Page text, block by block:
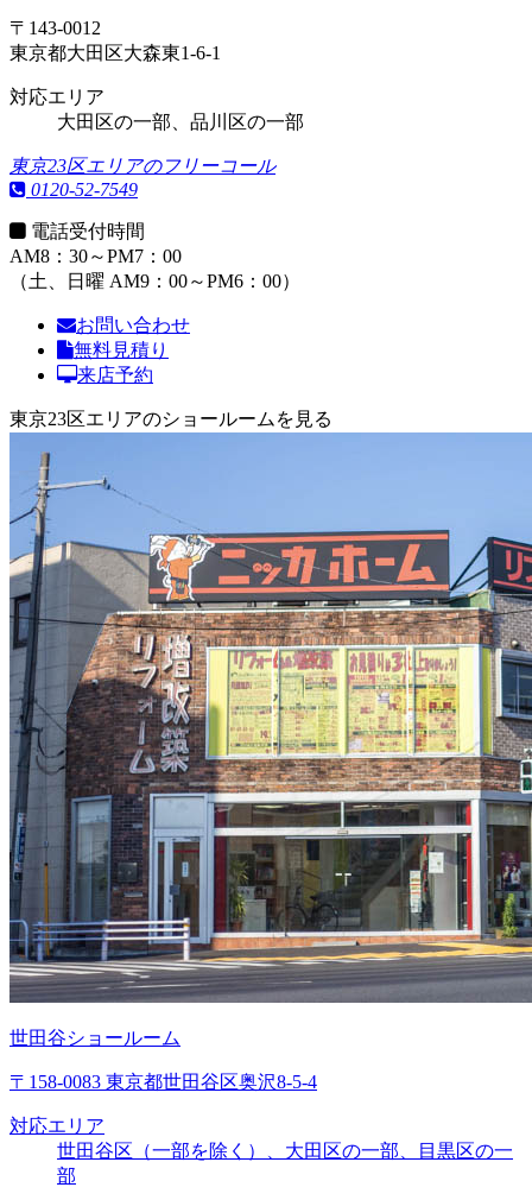
〒143-0012
東京都大田区大森東1-6-1
対応エリア
大田区の一部、品川区の一部
東京23区エリアのフリーコール
0120-52-7549
電話受付時間
AM8：30～PM7：00
（土、日曜 AM9：00～PM6：00）
お問い合わせ
無料見積り
来店予約
東京23区エリアのショールームを見る
世田谷ショールーム
〒158-0083 東京都世田谷区奥沢8-5-4
対応エリア
世田谷区（一部を除く）、大田区の一部、目黒区の一
部